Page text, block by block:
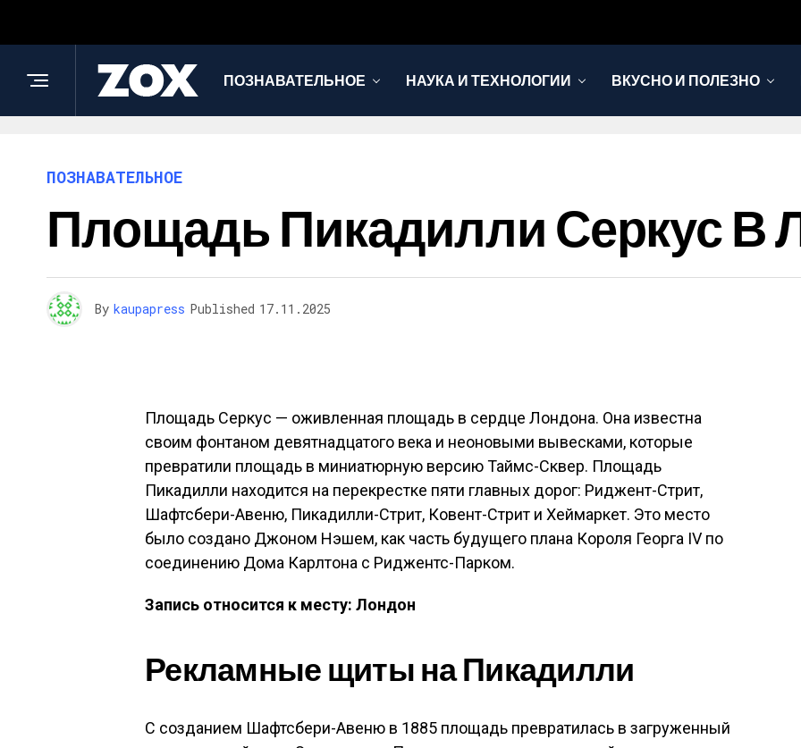
ПОЗНАВАТЕЛЬНОЕ НАУКА И ТЕХНОЛОГИИ ВКУСНО И ПОЛЕЗНО
ПОЗНАВАТЕЛЬНОЕ
Площадь Пикадилли Серкус В
By kaupapress Published 17.11.2025
Площадь Серкус — оживленная площадь в сердце Лондона. Она известна
своим фонтаном девятнадцатого века и неоновыми вывесками, которые
превратили площадь в миниатюрную версию Таймс-Сквер. Площадь
Пикадилли находится на перекрестке пяти главных дорог: Риджент-Стрит,
Шафтсбери-Авеню, Пикадилли-Стрит, Ковент-Стрит и Хеймаркет. Это место
было создано Джоном Нэшем, как часть будущего плана Короля Георга IV по
соединению Дома Карлтона с Риджентс-Парком.
Запись относится к месту: Лондон
Рекламные щиты на Пикадилли
С созданием Шафтсбери-Авеню в 1885 площадь превратилась в загруженный